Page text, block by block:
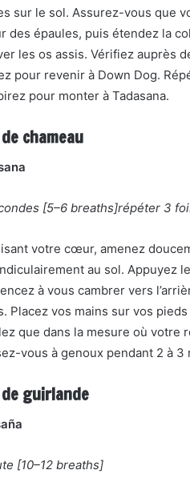
sur le sol. Assurez-vous que
des épaules, puis étendez la
les os assis. Vérifiez auprès
pour revenir à Down Dog.
pour monter à Tadasana.
chameau
[5–6 breaths]répéter 3
votre cœur, amenez
au sol. Appuyez
à vous cambrer vers
Placez vos mains sur vos
que dans la mesure où
vous à genoux pendant 2 à
de guirlande
[10–12 breaths]